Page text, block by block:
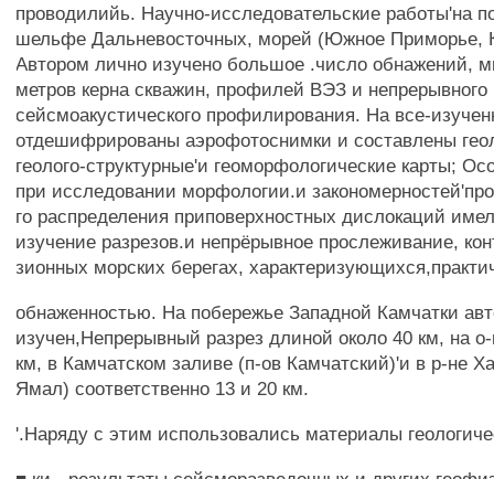
проводилийь. Научно-исследовательские работы'на
шельфе Дальневосточных, морей (Южное Приморье,
Автором лично изучено большое .число обнажений,
метров керна скважин, профилей ВЭЗ и непрерывного
сейсмоакустического профилирования. На все-
отдешифрированы аэрофотоснимки и составлены
геолого-структурные'и геоморфологические карты;
при исследовании морфологии.и
го распределения приповерхностных дислокаций
изучение разрезов.и непрёрывное прослеживание,
зионных морских берегах,
обнаженностью. На побережье Западной Камчатки
изучен,Непрерывный разрез длиной около 40 км, на
км, в Камчатском заливе (п-ов Камчатский)'и в р-не
Ямал) соответственно 13 и 20 км.
'.Наряду с этим использовались материалы